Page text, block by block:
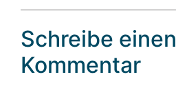
Schreibe einen
Kommentar